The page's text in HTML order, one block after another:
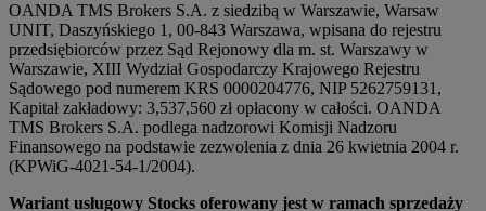
OANDA TMS Brokers S.A. z siedzibą w Warszawie, Warsaw
UNIT, Daszyńskiego 1, 00-843 Warszawa, wpisana do rejestru
przedsiębiorców przez Sąd Rejonowy dla m. st. Warszawy w
Warszawie, XIII Wydział Gospodarczy Krajowego Rejestru
Sądowego pod numerem KRS 0000204776, NIP 5262759131,
Kapitał zakładowy: 3,537,560 zł opłacony w całości. OANDA
TMS Brokers S.A. podlega nadzorowi Komisji Nadzoru
Finansowego na podstawie zezwolenia z dnia 26 kwietnia 2004 r.
(KPWiG-4021-54-1/2004).
Wariant usługowy Stocks oferowany jest w ramach sprzedaży